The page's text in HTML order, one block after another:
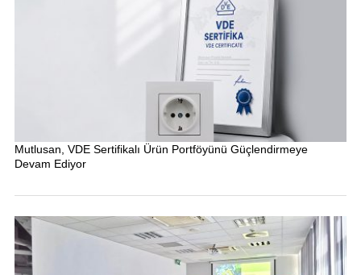
Mutlusan, VDE Sertifikalı Ürün Portföyünü Güçlendirmeye
Devam Ediyor